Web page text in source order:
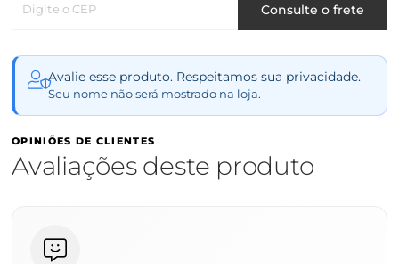
Digite o CEP Consulte o frete
Avalie esse produto. Respeitamos sua privacidade.
Seu nome não será mostrado na loja.
OPINIÕES DE CLIENTES
Avaliações deste produto